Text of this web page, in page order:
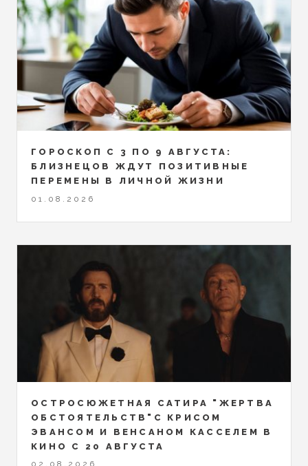
ГОРОСКОП С 3 ПО 9 АВГУСТА:
БЛИЗНЕЦОВ ЖДУТ ПОЗИТИВНЫЕ
ПЕРЕМЕНЫ В ЛИЧНОЙ ЖИЗНИ
01.08.2026
ОСТРОСЮЖЕТНАЯ САТИРА "ЖЕРТВА
ОБСТОЯТЕЛЬСТВ"С КРИСОМ
ЭВАНСОМ И ВЕНСАНОМ КАССЕЛЕМ В
КИНО С 20 АВГУСТА